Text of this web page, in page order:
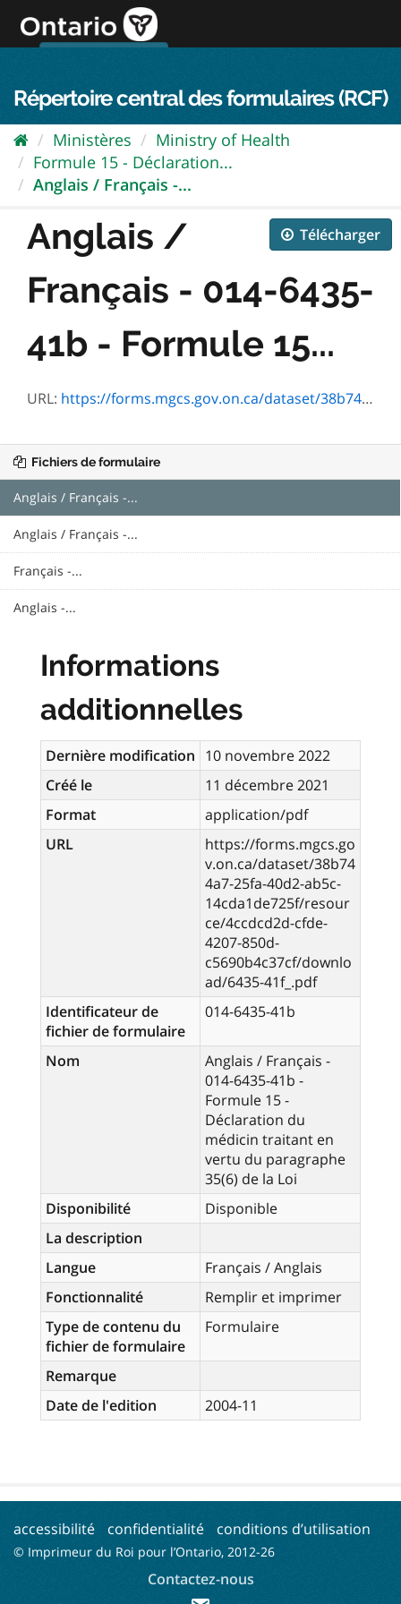
directement
au
Répertoire central des formulaires (RCF)
Ministères
Ministry of Health
Formule 15 - Déclaration...
Anglais / Français -...
Télécharger
Anglais /
Français - 014-6435-
41b - Formule 15...
URL: https://forms.mgcs.gov.on.ca/dataset/38b744a7-25fa-40d2-ab5c-14cda1de725f/resource/4ccdcd2d-cfde-4207-850d-c5690b4c37cf/download/6435-41f_.pdf
Fichiers de formulaire
Anglais / Français -...
Anglais / Français -...
Français -...
Anglais -...
Informations
additionnelles
Dernière modification 10 novembre 2022
Créé le
11 décembre 2021
Format
application/pdf
URL
https://forms.mgcs.go
v.on.ca/dataset/38b74
4a7-25fa-40d2-ab5c-
14cda1de725f/resour
ce/4ccdcd2d-cfde-
4207-850d-
c5690b4c37cf/downlo
ad/6435-41f_.pdf
Identificateur de
fichier de formulaire
014-6435-41b
Nom
Anglais / Français -
014-6435-41b -
Formule 15 -
Déclaration du
médicin traitant en
vertu du paragraphe
35(6) de la Loi
Disponibilité
Disponible
La description
Langue
Français / Anglais
Fonctionnalité
Remplir et imprimer
Type de contenu du
fichier de formulaire
Formulaire
Remarque
Date de l'edition
2004-11
accessibilité confidentialité conditions d’utilisation
© Imprimeur du Roi pour l’Ontario, 2012-26
Contactez-nous